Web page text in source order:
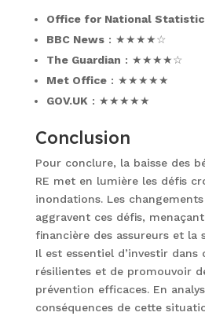
Office for National
BBC News: ★★★★☆
The Guardian : ★★★★☆
Met Office: ★★★★★
GOV.UK : ★★★★★
Conclusion
Pour conclure, la baisse des
RE met en lumière les défis
inondations. Les
aggravent ces défis,
financière des assureurs et la
Il est essentiel d’investir
résilientes et de promouvoir
prévention efficaces. En
conséquences de cette